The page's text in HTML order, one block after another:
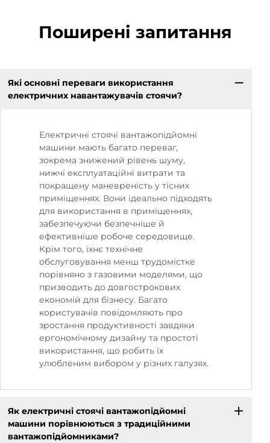
Поширені запитання
Які основні переваги використання
електричних навантажувачів стоячи?
Електричні стоячі вантажопідйомні
машини мають багато переваг,
зокрема знижений рівень шуму,
нижчі експлуатаційні витрати та
покращену маневреність у тісних
приміщеннях. Вони ідеально підходять
для використання в приміщеннях,
забезпечуючи безпечніше й
ефективніше робоче середовище.
Крім того, їхнє технічне
обслуговування менш трудомістке
порівняно з газовими моделями, що
призводить до довгострокових
економій для бізнесу. Багато
користувачів повідомляють про
зростання продуктивності завдяки
ергономічному дизайну та простоті
використання, що робить їх
улюбленим вибором у різних галузях.
Як електричні стоячі вантажопідйомні
машини порівнюються з традиційними
вантажопідйомниками?